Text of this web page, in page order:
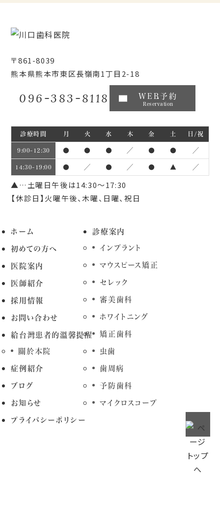
〒861-8039
熊本県熊本市東区長嶺南1丁目2-18
096-383-8118 WEB予約
Reservation
診療時間 月 火 水 木 金 土 日/祝
9:00~12:30 ● ● ● ／ ● ● ／
14:30~19:00 ● ／ ● ／ ● ▲ ／
▲…土曜日午後は14:30～17:30
【休診日】火曜午後、木曜、日曜、祝日
ホーム
初めての方へ
医院案内
医師紹介
採用情報
お問い合わせ
給台灣患者的溫馨提醒
關於本院
症例紹介
ブログ
お知らせ
プライバシーポリシー
診療案内
インプラント
マウスピース矯正
セレック
審美歯科
ホワイトニング
矯正歯科
虫歯
歯周病
予防歯科
マイクロスコープ